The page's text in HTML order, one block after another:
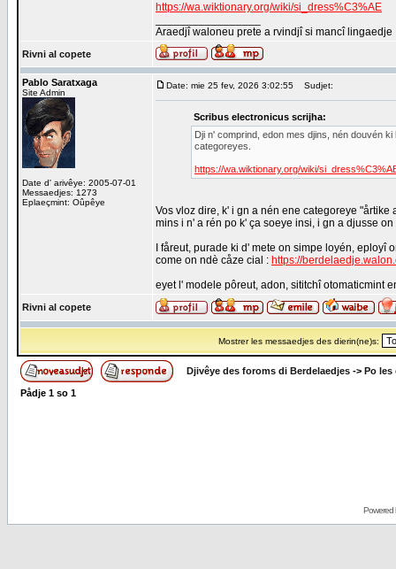
https://wa.wiktionary.org/wiki/si_dress%C3%AE
Araedjî waloneu prete a rvindjî si mancî lingaedje
Rivni al copete
Pablo Saratxaga
Site Admin
Date d' arivêye: 2005-07-01
Messaedjes: 1273
Eplaeçmint: Oûpêye
Date: mie 25 fev, 2026 3:02:55 Sudjet:
Scribus electronicus scrijha:
Dji n' comprind, edon mes djins, nén douvén
categoreyes.
https://wa.wiktionary.org/wiki/
Vos vloz dire, k' i gn a nén ene categoreye "årtike
mins i n' a rén po k' ça soeye insi, i gn a djusse
I fåreut, purade ki d' mete on simpe loyén, eployî
come on ndè cåze cial : https://
eyet l' modele pôreut, adon, sititchî otomaticmint
Rivni al copete
Mostrer les messaedjes des dierin(ne)s:
Djivêye des foroms di Berdelaedjes -> Po les
Pådje 1 so 1
Powered